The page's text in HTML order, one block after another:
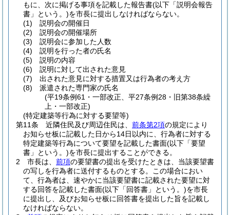
もに、次に掲げる事項を記載した報告書(以下「説明会報告
書」という。)を市長に提出しなければならない。
(1)
説明会の開催日
(2)
説明会の開催場所
(3)
説明会に参加した人数
(4)
説明を行った者の氏名
(5)
説明の内容
(6)
説明に対して出された意見
(7)
出された意見に対する措置又は行為者の考え方
(8)
派遣された専門家の氏名
(平19条例61・一部改正、平27条例28・旧第38条繰
上・一部改正)
(特定建築等行為に対する要望等)
第11条
近隣住民及び周辺住民は、 前条第2項の規定により
お知らせ板に記載した日から14日以内に、行為者に対する
特定建築等行為について要望を記載した書面(以下「要望
書」という。)を市長に提出することができる。
2
市長は、 前項の要望書の提出を受けたときは、当該要望書
の写しを行為者に送付するものとする。
この場合におい
て、行為者は、速やかに当該要望書に記載された要望に対
する回答を記載した書面(以下「回答書」という。)を市長
に提出し、及びお知らせ板に回答書を提出した旨を記載し
なければならない。